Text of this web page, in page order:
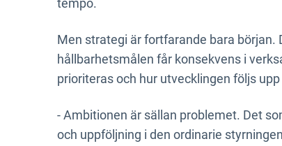
tempo.
Men strategi är fortfarande bara
hållbarhetsmålen får konsekvens i
prioriteras och hur utvecklingen följs
- Ambitionen är sällan problemet. Det
och uppföljning i den ordinarie